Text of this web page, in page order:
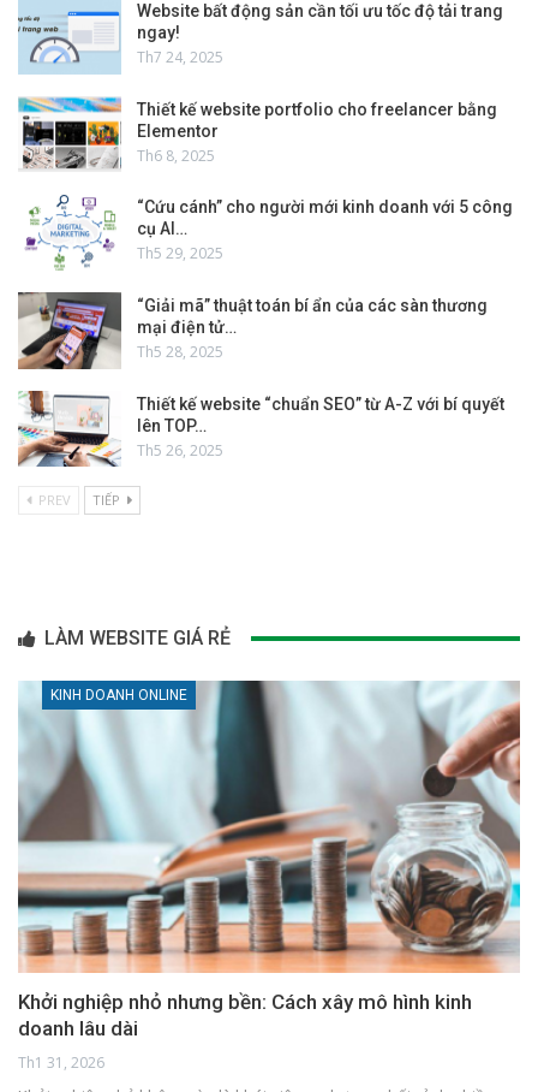
Website bất động sản cần tối ưu tốc độ tải trang
ngay!
Th7 24, 2025
Thiết kế website portfolio cho freelancer bằng
Elementor
Th6 8, 2025
“Cứu cánh” cho người mới kinh doanh với 5 công
cụ AI…
Th5 29, 2025
“Giải mã” thuật toán bí ẩn của các sàn thương
mại điện tử…
Th5 28, 2025
Thiết kế website “chuẩn SEO” từ A-Z với bí quyết
lên TOP…
Th5 26, 2025
PREV TIẾP
LÀM WEBSITE GIÁ RẺ
KINH DOANH ONLINE
Khởi nghiệp nhỏ nhưng bền: Cách xây mô hình kinh
doanh lâu dài
Th1 31, 2026